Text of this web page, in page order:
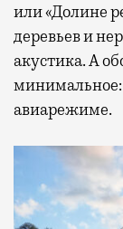
или «Долине
деревьев и
акустика. А
минимальное:
авиарежиме.